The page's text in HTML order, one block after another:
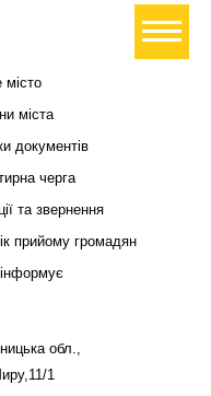
міста
документів
черга
та звернення
прийому громадян
обл.,
1